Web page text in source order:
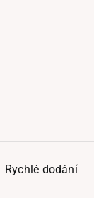
Rychlé dodání